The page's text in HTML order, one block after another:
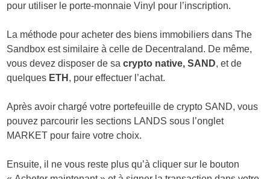
pour utiliser le porte-monnaie Vinyl pour l’inscription.
La méthode pour acheter des biens immobiliers dans The
Sandbox est similaire à celle de Decentraland. De même,
vous devez disposer de sacrypto native, SAND, et de
quelques ETH , pour effectuer l’achat.
Après avoir chargé votre portefeuille de crypto SAND, vous
pouvez parcourir les sections LANDS sous l’onglet
MARKET pour faire votre choix.
Ensuite, il ne vous reste plus qu’à cliquer sur le bouton